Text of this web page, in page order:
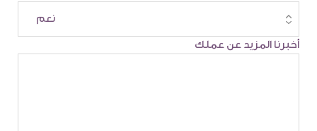
أخبرنا المزيد عن عملك